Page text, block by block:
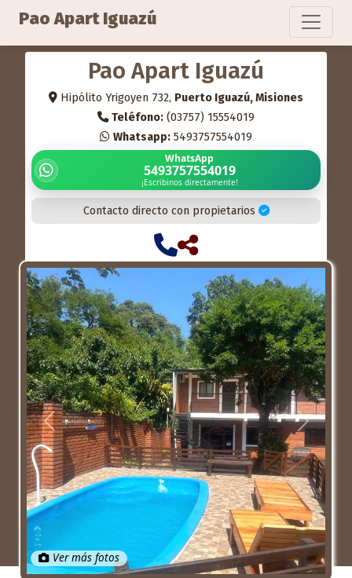
Pao Apart Iguazú
Pao Apart Iguazú
Hipólito Yrigoyen 732, Puerto Iguazú, Misiones
Teléfono: (03757) 15554019
Whatsapp: 5493757554019
WhatsApp
5493757554019
¡Escribinos directamente!
Contacto directo con propietarios
Anterior Próximo
Ver más fotos